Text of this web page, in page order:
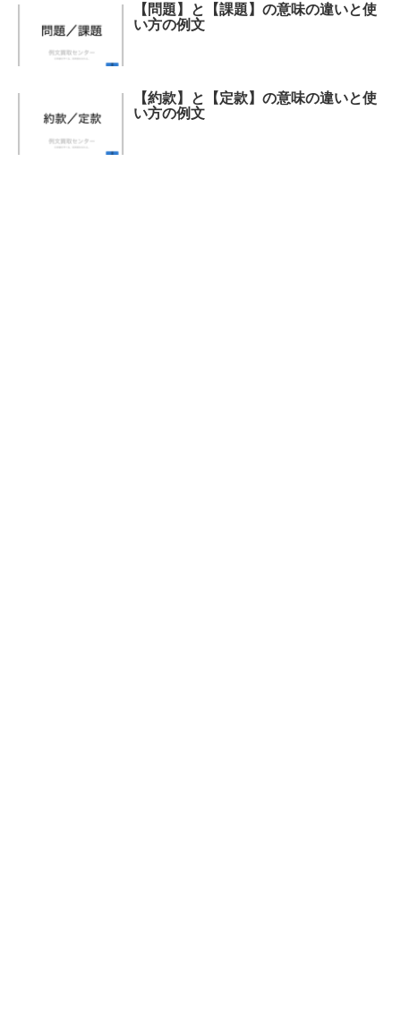
【問題】と【課題】の意味の違いと使
い方の例文
【約款】と【定款】の意味の違いと使
い方の例文